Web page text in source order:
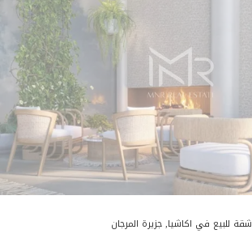
شقة للبيع في اكاشيا, جزيرة المرجان